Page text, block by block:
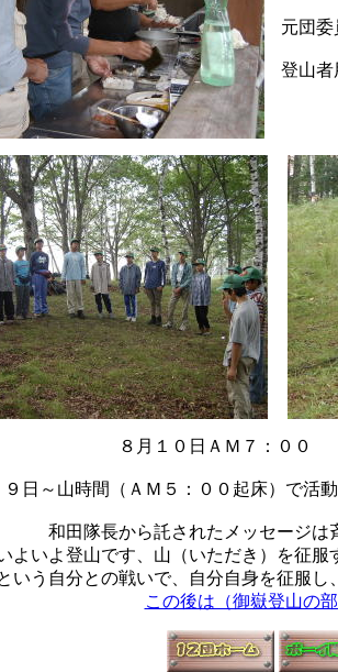
元団
登山者
８月１０日ＡＭ７：００
９日～山時間（ＡＭ５：００起床）で活
和田隊長から託されたメッセージは
よいよ登山です、山（いただき）を征
いう自分との戦いで、自分自身を征服
この後は（御嶽登山の